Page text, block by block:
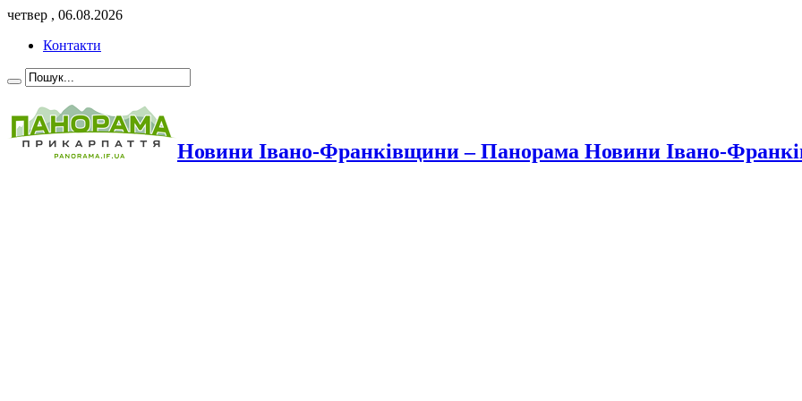
четвер , 06.08.2026
Контакти
Новини Івано-Франківщини – Панорама Новини Івано-